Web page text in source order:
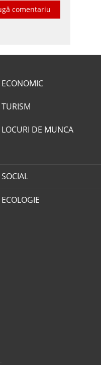
comentariu
ECONOMIC
TURISM
LOCURI DE MUNCA
SOCIAL
ECOLOGIE